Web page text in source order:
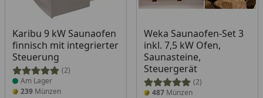
Karibu 9 kW Saunaofen
finnisch mit integrierter
Steuerung
(2)
Produkt am Lager
Am Lager
239 Münzen
Weka Saunaofen-Set 3
inkl. 7,5 kW Ofen,
Saunasteine,
Steuergerät
(2)
487Münzen